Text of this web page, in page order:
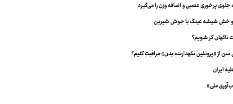
و خش شیشه عینک با جوش شیرین
کر شویم؟
از «پروتئین نگهدارنده بدن» مراقبت کنیم؟
ایران
ملی»